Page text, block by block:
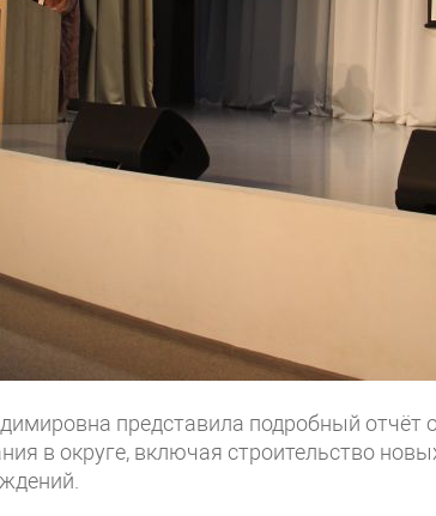
представила подробный отчёт
в округе, включая строительство